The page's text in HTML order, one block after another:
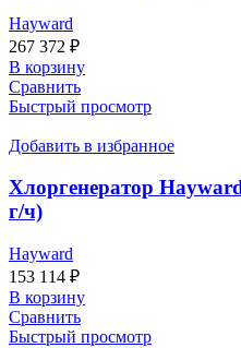
Hayward
267 372 ₽
В корзину
Сравнить
Быстрый просмотр
Добавить в избранное
Хлоргенератор
г/ч)
Hayward
153 114 ₽
В корзину
Сравнить
Быстрый просмотр